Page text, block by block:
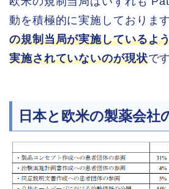
動を積極的に実施しておりま
の規制当局が実施しているよ
実施されていないのが現状で
日本と欧米の製薬会社